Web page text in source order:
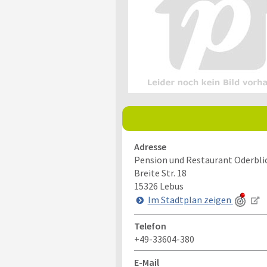
Adresse
Pension und Restaurant
Breite Str. 18
15326 Lebus
Im Stadtplan zeigen
Telefon
+49-33604-380
E-Mail